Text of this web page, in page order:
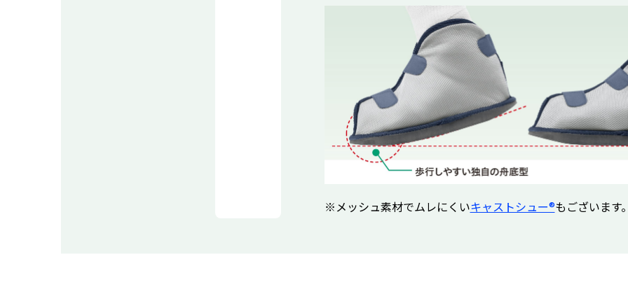
※メッシュ素材でムレにくいキャストシュー®もございます